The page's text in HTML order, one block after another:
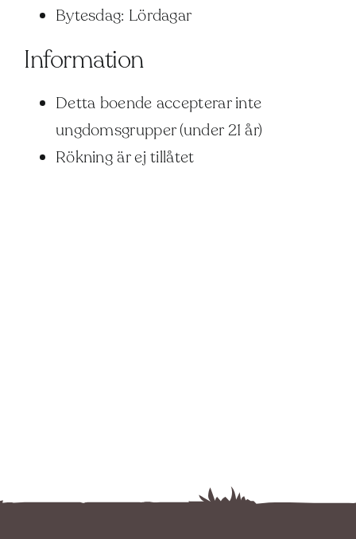
Bytesdag: Lördagar
Information
Detta boende accepterar inte
ungdomsgrupper (under 21 år)
Rökning är ej tillåtet